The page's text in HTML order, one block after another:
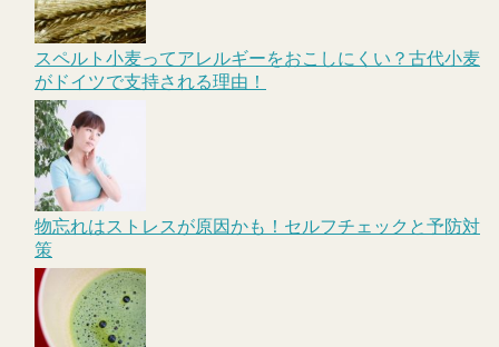
スペルト小麦ってアレルギーをおこしにくい？古代小麦
がドイツで支持される理由！
物忘れはストレスが原因かも！セルフチェックと予防対
策